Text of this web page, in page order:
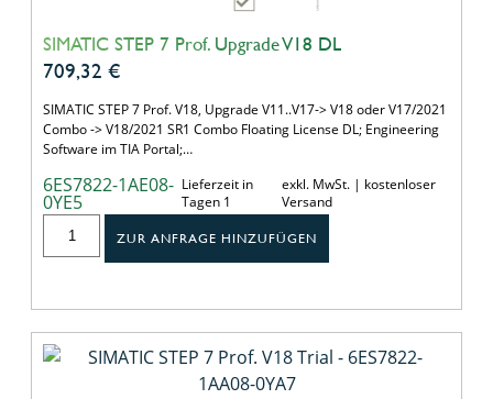
SIMATIC STEP 7 Prof. Upgrade V18 DL
709,32 €
SIMATIC STEP 7 Prof. V18, Upgrade V11..V17-> V18 oder V17/2021
Combo -> V18/2021 SR1 Combo Floating License DL; Engineering
Software im TIA Portal;…
6ES7822-1AE08-
0YE5
Lieferzeit in
Tagen 1
exkl. MwSt. | kostenloser
Versand
ZUR ANFRAGE HINZUFÜGEN